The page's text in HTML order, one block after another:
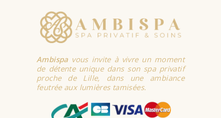
Ambispa vous invite à vivre un moment
de détente unique dans son spa privatif
proche de Lille, dans une ambiance
feutrée aux lumières tamisées.